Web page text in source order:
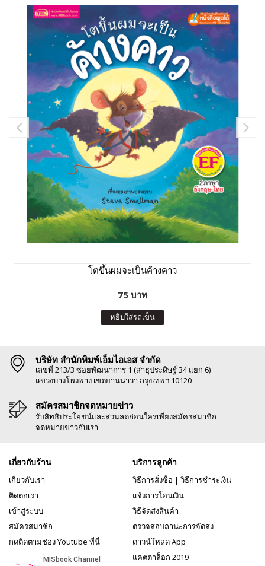
โตขึ้นผมจะเป็นค้างคาว
75 บาท
หยิบใส่รถเข็น
บริษัท สำนักพิมพ์เอ็มไอเอส จำกัด
เลขที่ 213/3 ซอยพัฒนาการ 1 (สาธุประดิษฐ์ 34 แยก 6)
แขวงบางโพงพาง เขตยานนาวา กรุงเทพฯ 10120
สมัครสมาชิกจดหมายข่าว
รับสิทธิประโยชน์และส่วนลดก่อนใครเพียงสมัครสมาชิก
จดหมายข่าวกับเรา
เกี่ยวกับร้าน
เกี่ยวกับเรา
ติดต่อเรา
เข้าสู่ระบบ
สมัครสมาชิก
กดติดตามช่อง Youtube ที่นี่
บริการลูกค้า
วิธีการสั่งซื้อ | วิธีการชำระเงิน
แจ้งการโอนเงิน
วิธีจัดส่งสินค้า
ตรวจสอบถานะการจัดส่ง
ดาวน์โหลด App
แคตตาล็อก 2019